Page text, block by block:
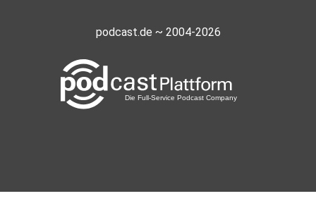
podcast.de ~ 2004-2026